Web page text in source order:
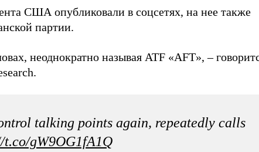
США опубликовали в соцсетях, на нее также
партии.
неоднократно называя ATF «AFT», –
talking points again, repeatedly calls
t.co/gW9OG1fA1Q